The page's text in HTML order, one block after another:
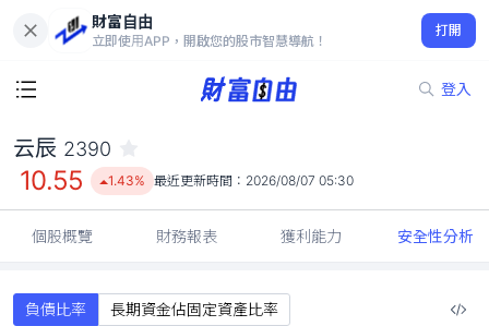
財富自由
立即使用APP，開啟您的股市智慧導航！
打開
登入
10.55
1.43%
云辰 2390
10.55 1.43% 最近更新時間： 2026/08/07 05:30
個股概覽 財務報表 獲利能力 安全性分析
負債比率 長期資金佔固定資產比率